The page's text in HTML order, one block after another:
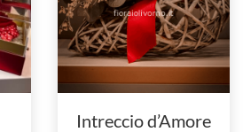
Intreccio d’Amore